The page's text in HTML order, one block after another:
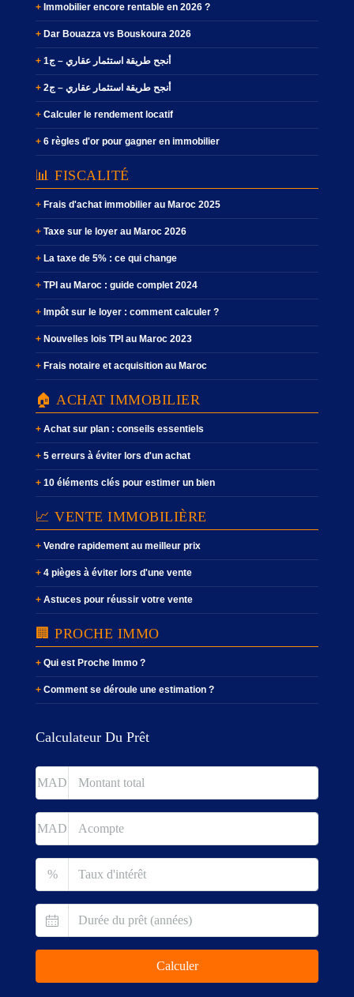
Immobilier encore rentable en 2026 ?
Dar Bouazza vs Bouskoura 2026
أنجح طريقة استثمار عقاري – ج1
أنجح طريقة استثمار عقاري – ج2
Calculer le rendement locatif
6 règles d'or pour gagner en immobilier
📊 FISCALITÉ
Frais d'achat immobilier au Maroc 2025
Taxe sur le loyer au Maroc 2026
La taxe de 5% : ce qui change
TPI au Maroc : guide complet 2024
Impôt sur le loyer : comment calculer ?
Nouvelles lois TPI au Maroc 2023
Frais notaire et acquisition au Maroc
🏠 ACHAT IMMOBILIER
Achat sur plan : conseils essentiels
5 erreurs à éviter lors d'un achat
10 éléments clés pour estimer un bien
📈 VENTE IMMOBILIÈRE
Vendre rapidement au meilleur prix
4 pièges à éviter lors d'une vente
Astuces pour réussir votre vente
🏢 PROCHE IMMO
Qui est Proche Immo ?
Comment se déroule une estimation ?
Calculateur Du Prêt
MAD
MAD
%
Calculer